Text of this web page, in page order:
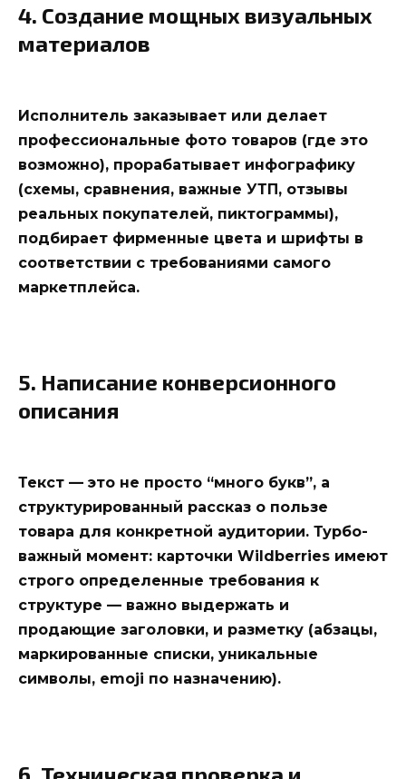
4. Создание мощных визуальных
материалов
Исполнитель заказывает или делает
профессиональные фото товаров (где это
возможно), прорабатывает инфографику
(схемы, сравнения, важные УТП, отзывы
реальных покупателей, пиктограммы),
подбирает фирменные цвета и шрифты в
соответствии с требованиями самого
маркетплейса.
5. Написание конверсионного
описания
Текст — это не просто “много букв”, а
структурированный рассказ о пользе
товара для конкретной аудитории. Турбо-
важный момент: карточки Wildberries имеют
строго определенные требования к
структуре — важно выдержать и
продающие заголовки, и разметку (абзацы,
маркированные списки, уникальные
символы, emoji по назначению).
6. Техническая проверка и